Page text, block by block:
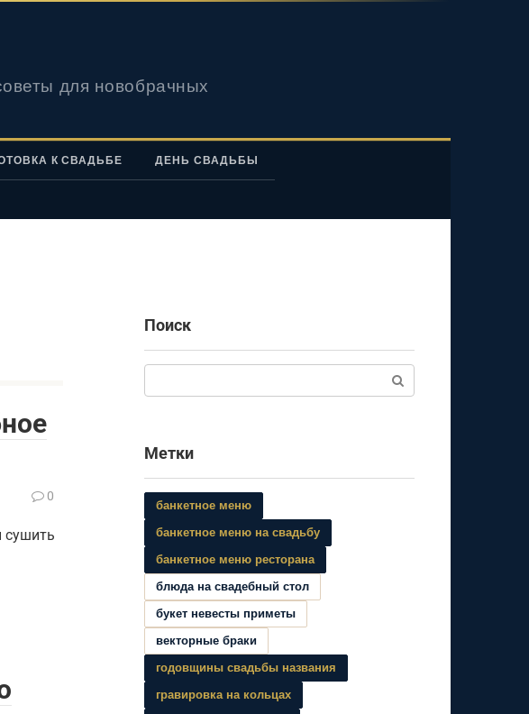
для новобрачных
К СВАДЬБЕ ДЕНЬ СВАДЬБЫ
0
сушить
Поиск
Метки
банкетное меню
банкетное меню на свадьбу
банкетное меню ресторана
блюда на свадебный стол
букет невесты приметы
векторные браки
годовщины свадьбы названия
гравировка на кольцах